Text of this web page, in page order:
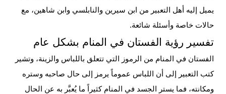
يميل إليه أهل التعبير من ابن سيرين والنابلسي وابن شاهين، مع
حالات خاصة وأسئلة شائعة.
تفسير رؤية الفستان في المنام بشكل عام
الفستان في المنام من الرموز التي تتعلق باللباس والزينة، وتشير
كتب التعبير إلى أن اللباس عموماً يرمز إلى حال صاحبه وستره
ومكانته، فما يستر الجسد في المنام كثيراً ما يُعبَّر به عن الحال